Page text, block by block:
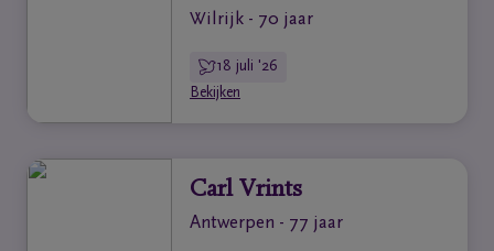
Wilrijk - 70 jaar
18 juli '26
Bekijken
Carl Vrints
Antwerpen - 77 jaar